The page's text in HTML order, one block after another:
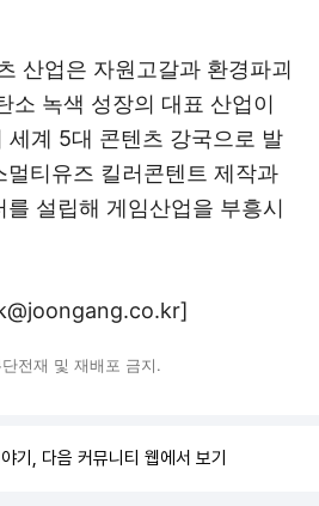
산업은 자원고갈과 환경파괴
소 녹색 성장의 대표 산업이
세계 5대 콘텐츠 강국으로 발
멀티유즈 킬러콘텐트 제작과
설립해 게임산업을 부흥시
전재 및 재배포 금지.
기, 다음 커뮤니티 웹에서 보기